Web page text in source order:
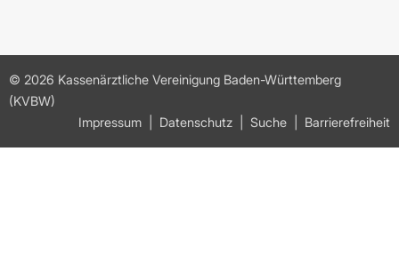
© 2026 Kassenärztliche Vereinigung Baden-Württemberg
(KVBW)
Impressum
Datenschutz Suche Barrierefreiheit